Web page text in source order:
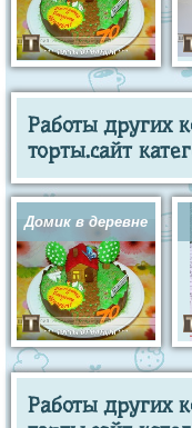
Работы других
торты.сайт
Домик в деревне
Работы других